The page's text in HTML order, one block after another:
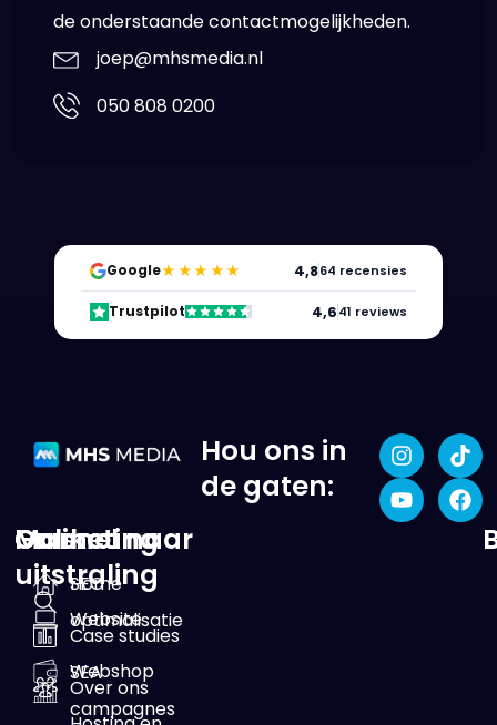
de onderstaande contactmogelijkheden.
joep@mhsmedia.nl
050 808 0200
Google★★★★★ 4,864 recensies
Trustpilot 4,641 reviews
Hou ons in
de gaten:
Online
uitstraling
Website
Webshop
Marketing
SEO
optimalisatie
SEA
campagnes
Ga snel naar
Home
Case studies
Over ons